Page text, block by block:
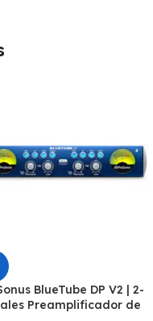
BlueTube DP V2 | 2-
Preamplificador de